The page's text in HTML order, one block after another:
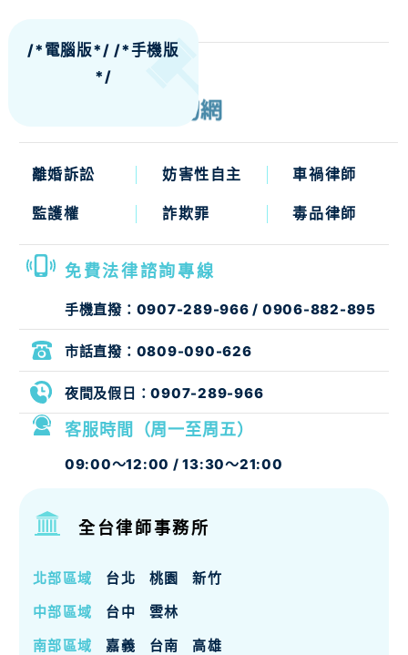
/*電腦版*//*手機版
*/
離婚訴訟 妨害性自主 車禍律師
監護權 詐欺罪 毒品律師
免費法律諮詢專線
手機直撥： 0907-289-966 / 0906-882-895
市話直撥： 0809-090-626
客服時間（周一至周五）
09:00～12:00 / 13:30～21:00
夜間及假日：0907-289-966
全台律師事務所
北部區域 台北 桃園 新竹
南部區域 嘉義 台南 高雄
中部區域 台中 雲林